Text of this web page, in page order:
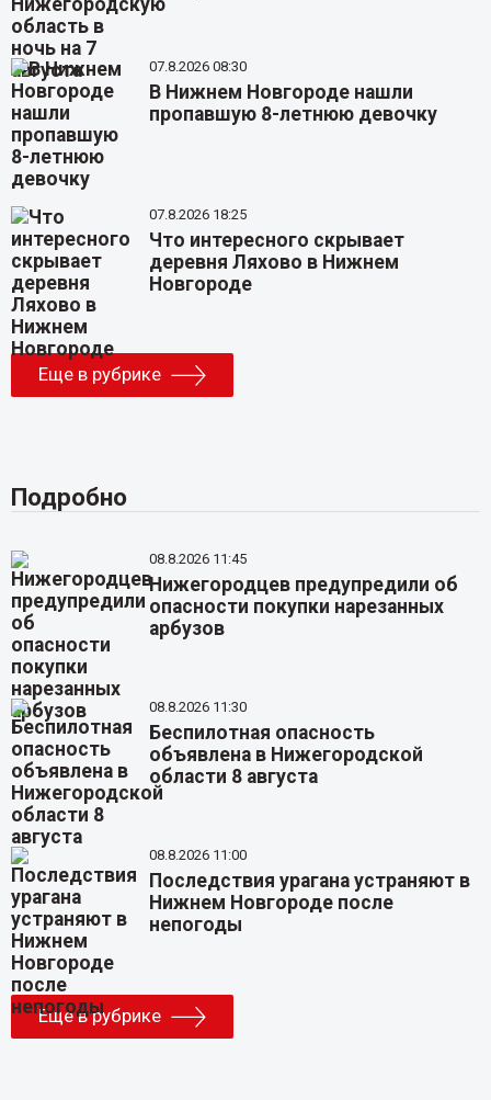
07.8.2026 08:30
В Нижнем Новгороде нашли
пропавшую 8-летнюю девочку
07.8.2026 18:25
Что интересного скрывает
деревня Ляхово в Нижнем
Новгороде
Еще в рубрике
Подробно
08.8.2026 11:45
Нижегородцев предупредили об
опасности покупки нарезанных
арбузов
08.8.2026 11:30
Беспилотная опасность
объявлена в Нижегородской
области 8 августа
08.8.2026 11:00
Последствия урагана устраняют в
Нижнем Новгороде после
непогоды
Еще в рубрике